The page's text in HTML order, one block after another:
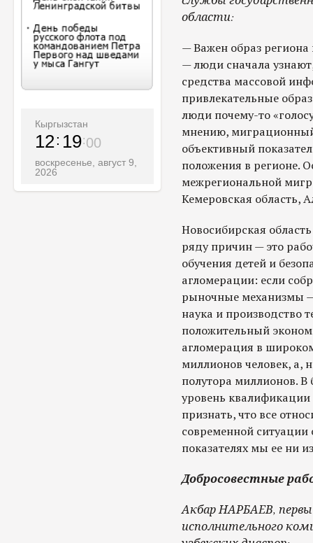
Кыргызстан
12 19 01
воскресенье, август 9,
2026
области:
— Важен образ
— люди сначала
средства массовой
привлекательные
люди почему-то
мнению,
объективный
положения в регионе.
межрегиональной
Кемеровская область,
Новосибирская
ряду причин — это
обучения детей и
агломерации: если
рыночные механизмы
наука и производство
положительный
агломерация в
миллионов человек, а,
полутора миллионов.
уровень квалификации
признать, что все
современной
показателях мы ее ни
Добросовестные
Акбар НАРБАЕВ,
исполнительного